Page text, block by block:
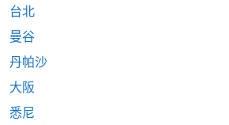
台北
曼谷
丹帕沙
大阪
悉尼